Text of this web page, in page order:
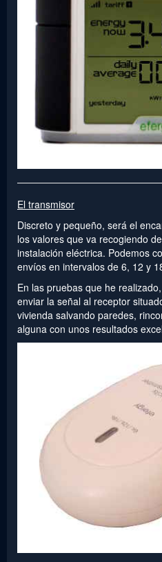
El transmisor
Discreto y pequeño, será el
los valores que va recogiendo
instalación eléctrica. Podemos
envíos en intervalos de 6, 12 y
En las pruebas que he
enviar la señal al receptor
vivienda salvando paredes,
alguna con unos resultados